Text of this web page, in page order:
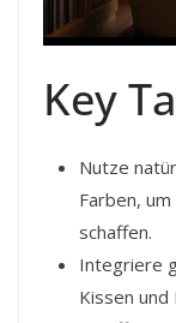
Key
Nutze
Farben,
schaffen.
Integriere
Kissen